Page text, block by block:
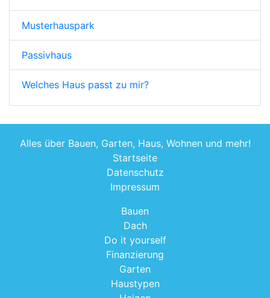
Musterhauspark
Passivhaus
Welches Haus passt zu mir?
Alles über Bauen, Garten, Haus, Wohnen und mehr!
Startseite
Datenschutz
Impressum
Bauen
Dach
Do it yourself
Finanzierung
Garten
Haustypen